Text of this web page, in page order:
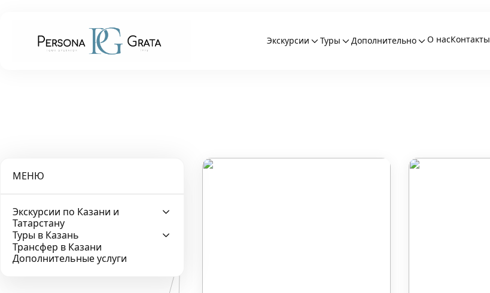
Экскурсии Туры Дополнительно О насКонтакты
МЕНЮ
Экскурсии по Казани и
Татарстану
Туры в Казань
Трансфер в Казани
Дополнительные услуги